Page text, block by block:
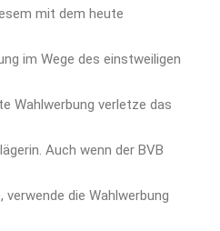
mit dem heute
im Wege des einstweiligen
Wahlwerbung verletze das
Auch wenn der BVB
die Wahlwerbung